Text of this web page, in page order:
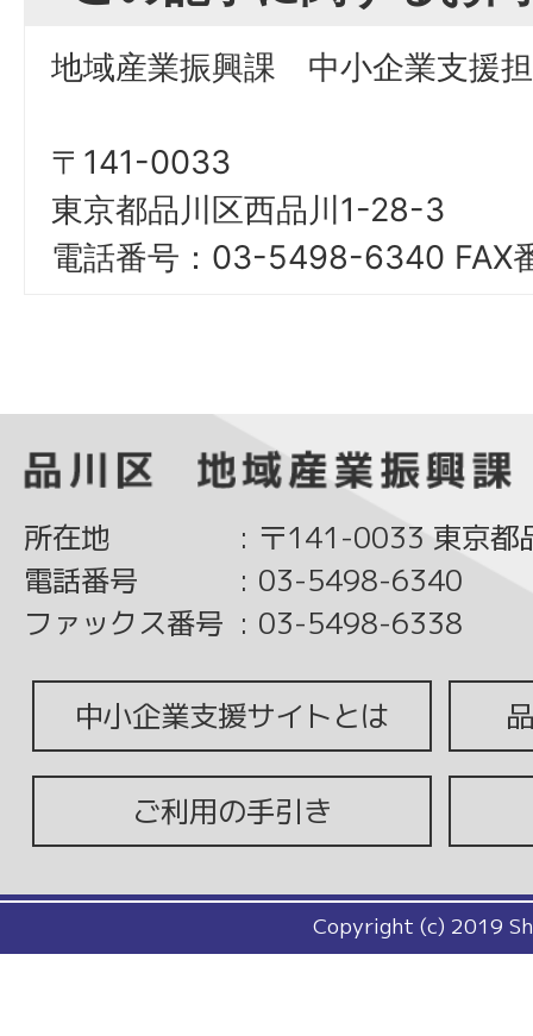
地域産業振興課 中小企業支援
〒141-0033
東京都品川区西品川1-28-3
電話番号：03-5498-6340
所在地 : 〒141-0033 東京都
電話番号
: 03-5498-6340
ファックス番号 : 03-5498-6338
中小企業支援サイトとは
ご利用の手引き
Copyright (c) 2019